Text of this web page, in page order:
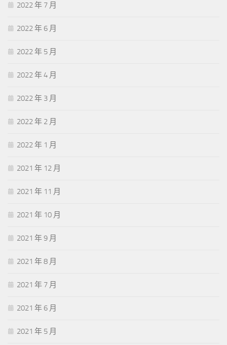
2022 年 7 月
2022 年 6 月
2022 年 5 月
2022 年 4 月
2022 年 3 月
2022 年 2 月
2022 年 1 月
2021 年 12 月
2021 年 11 月
2021 年 10 月
2021 年 9 月
2021 年 8 月
2021 年 7 月
2021 年 6 月
2021 年 5 月